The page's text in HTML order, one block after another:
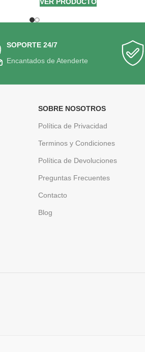
SOPORTE 24/7
Encantados de Atenderte
SOBRE NOSOTROS
Política de Privacidad
Terminos y Condiciones
Política de Devoluciones
Preguntas Frecuentes
Contacto
Blog